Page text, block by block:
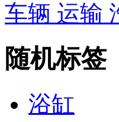
车辆 运输
随机标签
浴缸